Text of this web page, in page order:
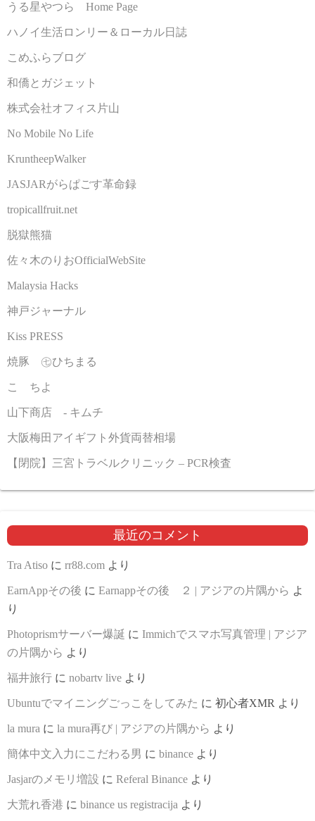
うる星やつら Home Page
ハノイ生活ロンリー＆ローカル日誌
こめふらブログ
和僑とガジェット
株式会社オフィス片山
No Mobile No Life
KruntheepWalker
JASJARがらぱごす革命録
tropicallfruit.net
脱獄熊猫
佐々木のりおOfficialWebSite
Malaysia Hacks
神戸ジャーナル
Kiss PRESS
焼豚 ㊆ひちまる
こゝちよ
山下商店 - キムチ
大阪梅田アイギフト外貨両替相場
【閉院】三宮トラベルクリニック – PCR検査
最近のコメント
Tra Atiso に rr88.com より
EarnAppその後 に Earnappその後 ２ | アジアの片隅から よ
り
Photoprismサーバー爆誕 に Immichでスマホ写真管理 | アジア
の片隅から より
福井旅行 に nobartv live より
Ubuntuでマイニングごっこをしてみた に 初心者XMR より
la mura に la mura再び | アジアの片隅から より
簡体中文入力にこだわる男 に binance より
Jasjarのメモリ増設 に Referal Binance より
大荒れ香港 に binance us registracija より